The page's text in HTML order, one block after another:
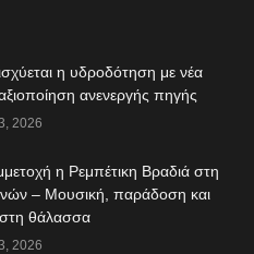
η υδροδότηση με νέα
ανενεργής πηγής
2026
η Ρεμπέτικη Βραδιά στη
– Μουσική, παράδοση και
στη θάλασσα
2026